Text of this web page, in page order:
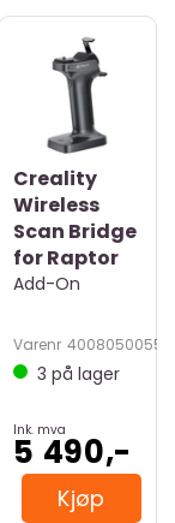
Creality
Wireless
Scan Bridge
for Raptor
Add-On
Varenr 4008050055
3 på lager
Ink. mva
5 490,-
Kjøp